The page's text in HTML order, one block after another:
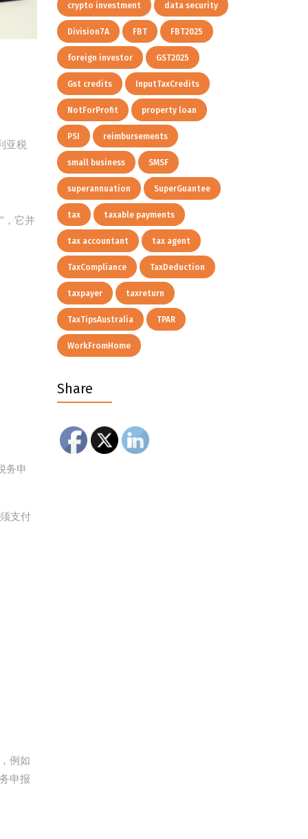
亚税
，它并
务申
支付
例如
申报
crypto investment data security
Division7A FBT FBT2025
foreign investor GST2025
Gst credits InputTaxCredits
NotForProfit property loan
PSI reimbursements
small business SMSF
superannuation SuperGuantee
tax taxable payments
tax accountant tax agent
TaxCompliance TaxDeduction
taxpayer taxreturn
TaxTipsAustralia TPAR
WorkFromHome
Share